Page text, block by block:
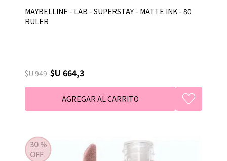
MAYBELLINE - LAB - SUPERSTAY - MATTE INK - 80
RULER
$U 949 $U 664,3